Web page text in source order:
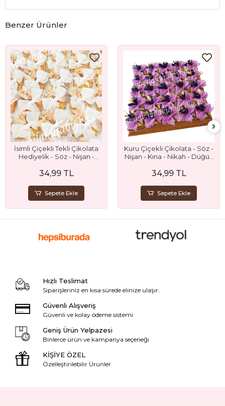
Benzer Ürünler
İsimli Çiçekli Tekli Çikolata
Hediyelik - Söz - Nişan -
34,99 TL
Sepete Ekle
Kuru Çiçekli Çikolata - Söz -
Nişan - Kına - Nikah - Düğün
Hediyesi
34,99 TL
Sepete Ekle
Hızlı Teslimat
Siparişleriniz en kısa sürede elinize ulaşır.
Güvenli Alışveriş
Güvenli ve kolay ödeme sistemi
Geniş Ürün Yelpazesi
Binlerce ürün ve kampanya seçeneği
KİŞİYE ÖZEL
Özelleştirilebilir Ürünler